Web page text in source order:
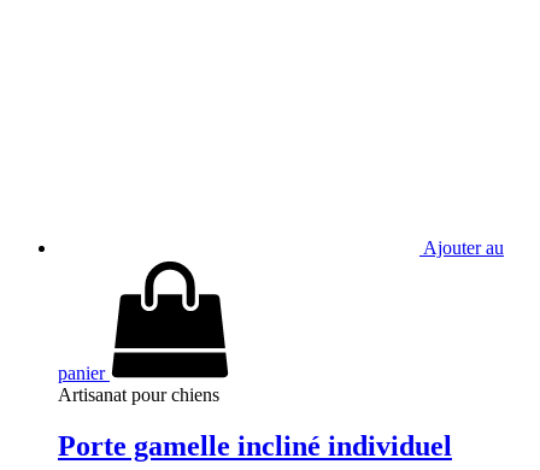
Ajouter au
panier
Artisanat pour chiens
Porte gamelle incliné individuel